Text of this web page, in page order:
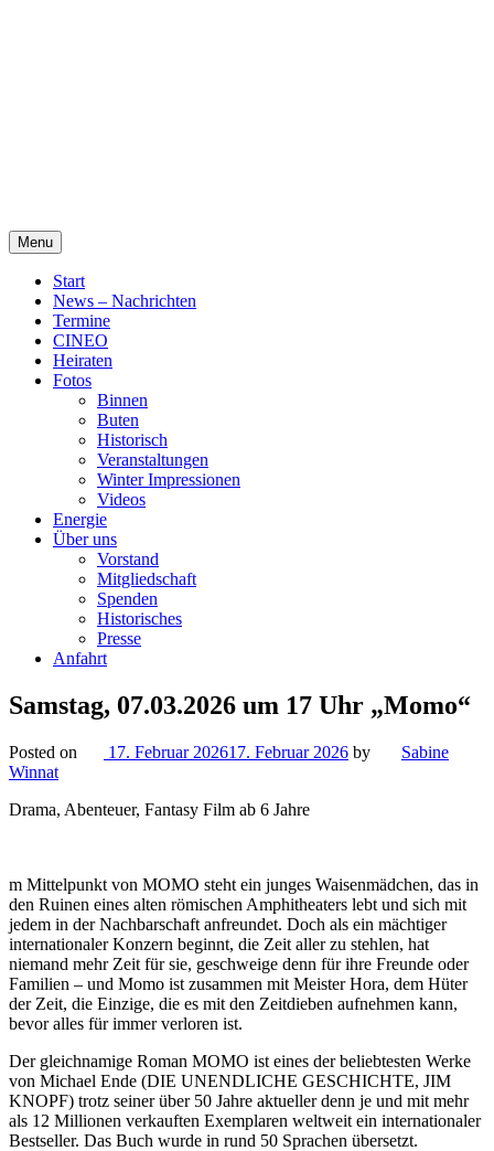
Menu
Start
News – Nachrichten
Termine
CINEO
Heiraten
Fotos
Binnen
Buten
Historisch
Veranstaltungen
Winter Impressionen
Videos
Energie
Über uns
Vorstand
Mitgliedschaft
Spenden
Historisches
Presse
Anfahrt
Samstag, 07.03.2026 um 17 Uhr „Momo“
Posted on 17. Februar 202617. Februar 2026 by
Sabine
Winnat
Drama, Abenteuer, Fantasy Film ab 6 Jahre
m Mittelpunkt von MOMO steht ein junges Waisenmädchen, das in
den Ruinen eines alten römischen Amphitheaters lebt und sich mit
jedem in der Nachbarschaft anfreundet. Doch als ein mächtiger
internationaler Konzern beginnt, die Zeit aller zu stehlen, hat
niemand mehr Zeit für sie, geschweige denn für ihre Freunde oder
Familien – und Momo ist zusammen mit Meister Hora, dem Hüter
der Zeit, die Einzige, die es mit den Zeitdieben aufnehmen kann,
bevor alles für immer verloren ist.
Der gleichnamige Roman MOMO ist eines der beliebtesten Werke
von Michael Ende (DIE UNENDLICHE GESCHICHTE, JIM
KNOPF) trotz seiner über 50 Jahre aktueller denn je und mit mehr
als 12 Millionen verkauften Exemplaren weltweit ein internationaler
Bestseller. Das Buch wurde in rund 50 Sprachen übersetzt.